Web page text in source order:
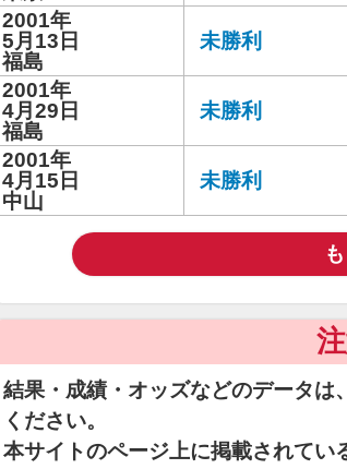
2001年
5月13日
福島
未勝利
2001年
4月29日
福島
未勝利
2001年
4月15日
中山
未勝利
結果・成績・オッズなどのデータは
ください。
本サイトのページ上に掲載されてい